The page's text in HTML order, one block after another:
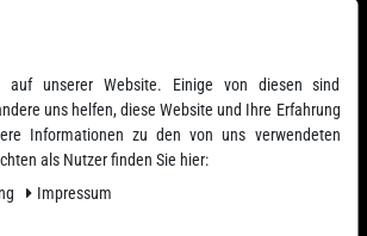
auf unserer Website. Einige von diesen sind
uns helfen, diese Website und Ihre Erfahrung
Informationen zu den von uns verwendeten
als Nutzer finden Sie hier:
Impressum